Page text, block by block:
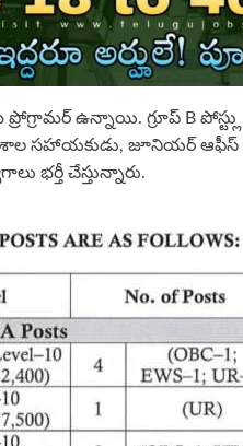
ప్రోగ్రామర్ ఉన్నాయి. గ్రూప్ B
సహాయకుడు, జూనియర్ ఆఫీస్
భర్తీ చేస్తున్నారు.